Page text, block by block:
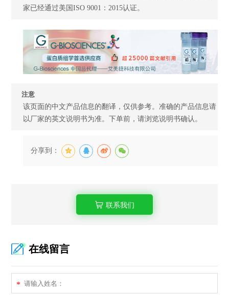
家已经通过美国ISO 9001：2015认证。
注意
该页面的中文产品信息的翻译，仅供参考。准确的产品信息请
以厂家的英文说明书为准。下单前，请浏览说明书确认。
分享到：
联系我们
在线留言
*